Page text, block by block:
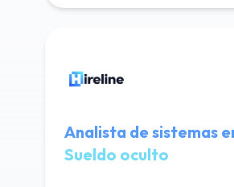
Analista de sistemas
Sueldo oculto